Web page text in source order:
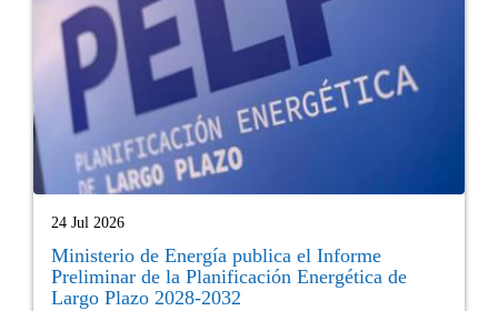
24 Jul 2026
Ministerio de Energía publica el Informe
Preliminar de la Planificación Energética de
Largo Plazo 2028-2032